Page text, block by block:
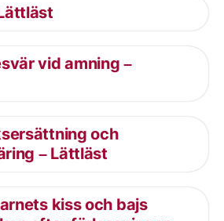
vid amning –
och
– Lättläst
kiss och bajs